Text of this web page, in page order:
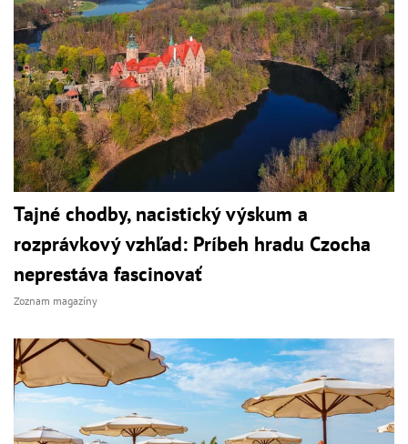
Tajné chodby, nacistický výskum a
rozprávkový vzhľad: Príbeh hradu Czocha
neprestáva fascinovať
Zoznam magazíny